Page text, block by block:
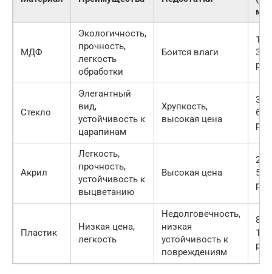
м2)
МДФ
Экологичность,
прочность,
легкость
обработки
Боится влаги
руб.
Стекло
Элегантный
вид,
устойчивость к
царапинам
Хрупкость,
высокая цена
руб.
Акрил
Легкость,
прочность,
устойчивость к
выцветанию
Высокая цена
руб.
Пластик
Низкая цена,
легкость
Недолговечность,
низкая
устойчивость к
повреждениям
800-
руб.